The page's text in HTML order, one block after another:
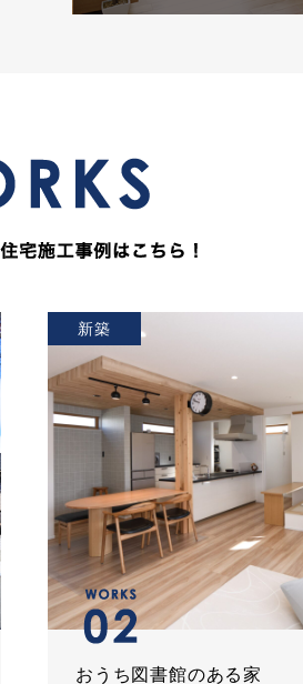
おうち図書館のある家
新築